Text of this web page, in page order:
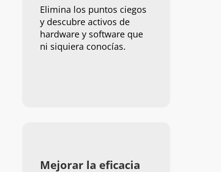
Elimina los puntos ciegos
y descubre activos de
hardware y software que
ni siquiera conocías.
Mejorar la eficacia